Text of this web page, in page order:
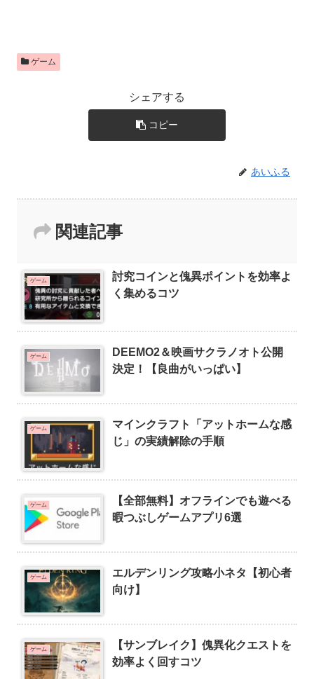
ゲーム
シェアする
コピー
あいふる
関連記事
ゲーム
討究コインと傀異ポイントを効率よ
く集めるコツ
ゲーム
DEEMO2＆映画サクラノオト公開
決定！【良曲がいっぱい】
ゲーム
マインクラフト「アットホームな感
じ」の実績解除の手順
ゲーム
【全部無料】オフラインでも遊べる
暇つぶしゲームアプリ6選
ゲーム
エルデンリング攻略小ネタ【初心者
向け】
ゲーム
【サンブレイク】傀異化クエストを
効率よく回すコツ